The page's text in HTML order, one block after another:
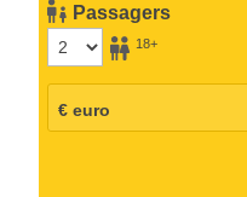
Passagers
18+